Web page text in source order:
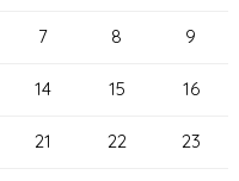
7 8 9
14 15 16
21 22 23